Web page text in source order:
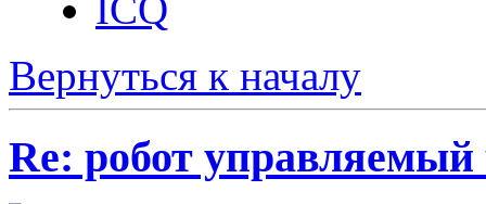
ICQ
Вернуться к началу
Re: робот управляемый